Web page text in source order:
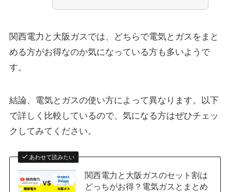
関西電力と大阪ガスでは、どちらで電気とガスをまと
める方がお得なのか気になっている方も多いようで
す。
結論、電気とガスの使い方によって異なります。以下
で詳しく比較しているので、気になる方はぜひチェッ
クしてみてください。
あわせて読みたい
関西電力と大阪ガスのセット割は
どっちがお得？電気ガスとまとめ